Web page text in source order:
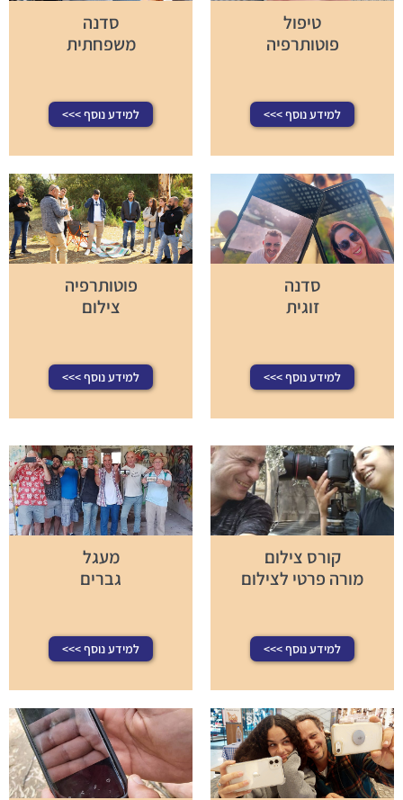
טיפול
פוטותרפיה
למידע נוסף >>>
סדנה
משפחתית
למידע נוסף >>>
סדנה
זוגית
למידע נוסף >>>
פוטותרפיה
צילום
למידע נוסף >>>
קורס צילום
מורה פרטי לצילום
למידע נוסף >>>
מעגל
גברים
למידע נוסף >>>